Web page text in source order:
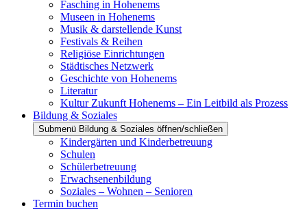
Fasching in Hohenems
Museen in Hohenems
Musik & darstellende Kunst
Festivals & Reihen
Religiöse Einrichtungen
Städtisches Netzwerk
Geschichte von Hohenems
Literatur
Kultur Zukunft Hohenems – Ein Leitbild als Prozess
Bildung & Soziales
Submenü Bildung & Soziales öffnen/schließen
Kindergärten und Kinderbetreuung
Schulen
Schülerbetreuung
Erwachsenenbildung
Soziales – Wohnen – Senioren
Termin buchen